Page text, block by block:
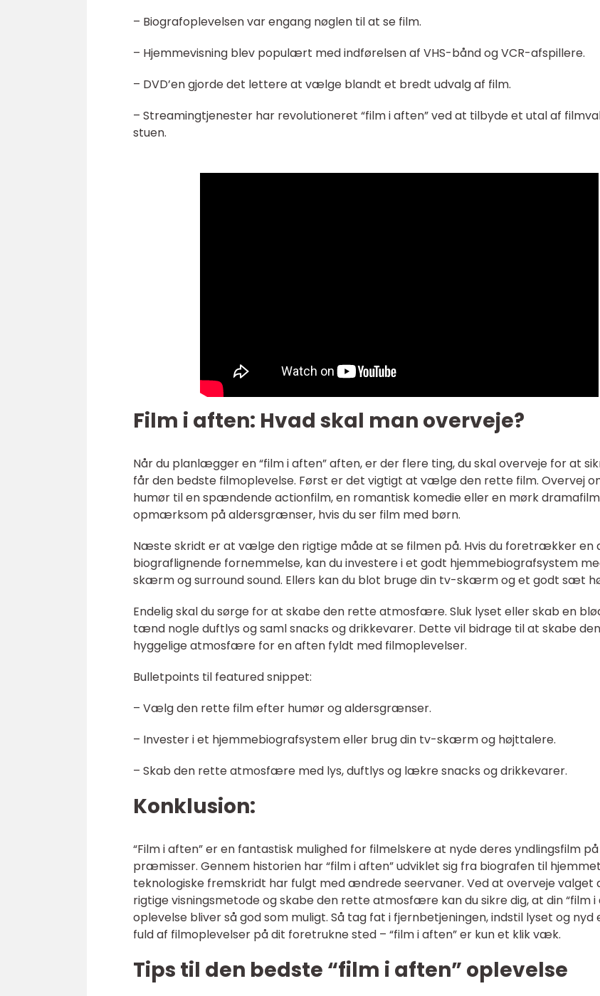
– Biografoplevelsen var engang nøglen til at se film.
– Hjemmevisning blev populært med indførelsen af VHS-bånd og VCR-afspillere.
– DVD’en gjorde det lettere at vælge blandt et bredt udvalg af film.
– Streamingtjenester har revolutioneret “film i aften” ved at tilbyde et utal af
stuen.
Film i aften: Hvad skal man overveje?
Når du planlægger en “film i aften” aften, er der flere ting, du skal overveje for at
får den bedste filmoplevelse. Først er det vigtigt at vælge den rette film. Overvej
humør til en spændende actionfilm, en romantisk komedie eller en mørk
opmærksom på aldersgrænser, hvis du ser film med børn.
Næste skridt er at vælge den rigtige måde at se filmen på. Hvis du foretrækker en
biograflignende fornemmelse, kan du investere i et godt hjemmebiografsystem
skærm og surround sound. Ellers kan du blot bruge din tv-skærm og et godt sæt
Endelig skal du sørge for at skabe den rette atmosfære. Sluk lyset eller skab en
tænd nogle duftlys og saml snacks og drikkevarer. Dette vil bidrage til at skabe
hyggelige atmosfære for en aften fyldt med filmoplevelser.
Bulletpoints til featured snippet:
– Vælg den rette film efter humør og aldersgrænser.
– Invester i et hjemmebiografsystem eller brug din tv-skærm og højttalere.
– Skab den rette atmosfære med lys, duftlys og lækre snacks og drikkevarer.
Konklusion:
“Film i aften” er en fantastisk mulighed for filmelskere at nyde deres yndlingsfilm
præmisser. Gennem historien har “film i aften” udviklet sig fra biografen til
teknologiske fremskridt har fulgt med ændrede seervaner. Ved at overveje valget
rigtige visningsmetode og skabe den rette atmosfære kan du sikre dig, at din “film i
oplevelse bliver så god som muligt. Så tag fat i fjernbetjeningen, indstil lyset og nyd
fuld af filmoplevelser på dit foretrukne sted – “film i aften” er kun et klik væk.
Tips til den bedste “film i aften” oplevelse